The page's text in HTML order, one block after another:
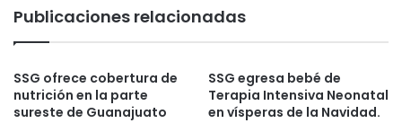
Publicaciones relacionadas
SSG ofrece cobertura de
nutrición en la parte
sureste de Guanajuato
SSG egresa bebé de
Terapia Intensiva Neonatal
en vísperas de la Navidad.